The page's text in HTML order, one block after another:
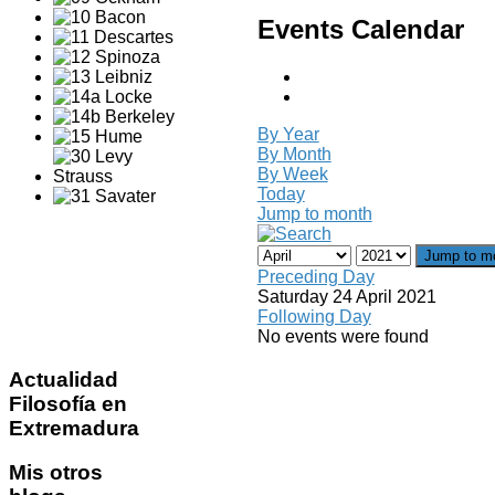
Events Calendar
By Year
By Month
By Week
Today
Jump to month
Jump to
Preceding Day
Saturday 24 April 2021
Following Day
No events were found
Actualidad
Filosofía en
Extremadura
Mis otros